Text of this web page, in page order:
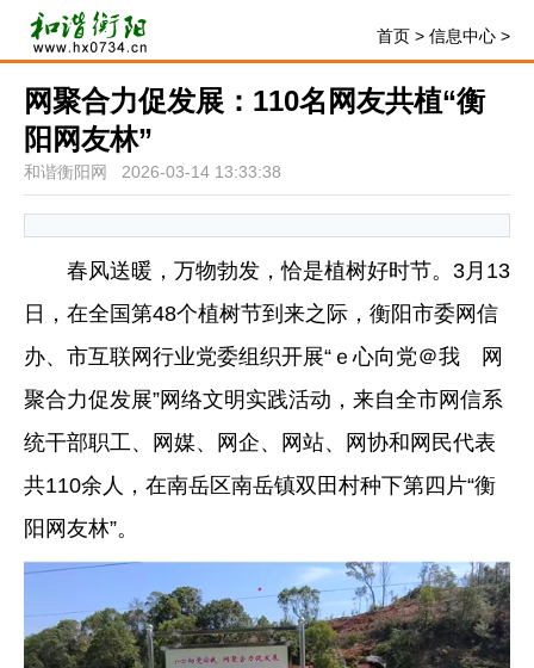
首页 > 信息中心 >
网聚合力促发展：110名网友共植“衡
阳网友林”
和谐衡阳网 2026-03-14 13:33:38
春风送暖，万物勃发，恰是植树好时节。3月13
日，在全国第48个植树节到来之际，衡阳市委网信
办、市互联网行业党委组织开展“ｅ心向党＠我 网
聚合力促发展”网络文明实践活动，来自全市网信系
统干部职工、网媒、网企、网站、网协和网民代表
共110余人，在南岳区南岳镇双田村种下第四片“衡
阳网友林”。